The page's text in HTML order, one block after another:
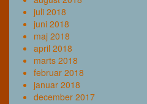
juli 2018
juni 2018
maj 2018
april 2018
marts 2018
februar 2018
januar 2018
december 2017